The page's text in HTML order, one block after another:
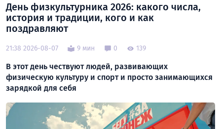
День физкультурника 2026: какого числа,
история и традиции, кого и как
поздравляют
21:38 2026-08-07 9 мин 0 139
В этот день чествуют людей, развивающих
физическую культуру и спорт и просто занимающихся
зарядкой для себя